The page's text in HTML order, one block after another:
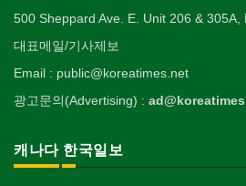
500 Sheppard Ave. E. Unit 206 & 305A,
대표메일/기사제보
Email : public@koreatimes.net
광고문의(Advertising) :
캐나다 한국일보